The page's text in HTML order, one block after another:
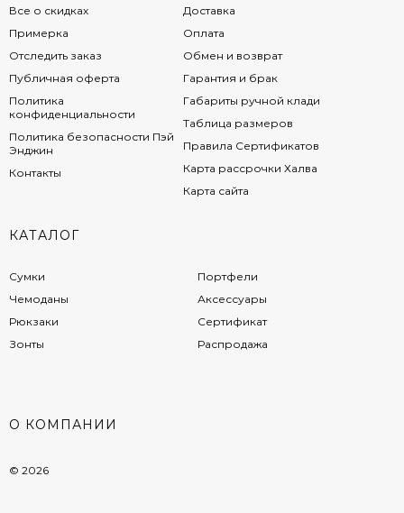
Все о скидках
Примерка
Отследить заказ
Публичная оферта
Политика
конфиденциальности
Политика безопасности Пэй
Энджин
Контакты
Доставка
Оплата
Обмен и возврат
Гарантия и брак
Габариты ручной клади
Таблица размеров
Правила Сертификатов
Карта рассрочки Халва
Карта сайта
КАТАЛОГ
Сумки
Чемоданы
Рюкзаки
Зонты
Портфели
Аксессуары
Сертификат
Распродажа
О КОМПАНИИ
© 2026